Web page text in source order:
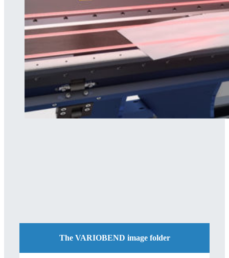
The VARIOBEND image folder